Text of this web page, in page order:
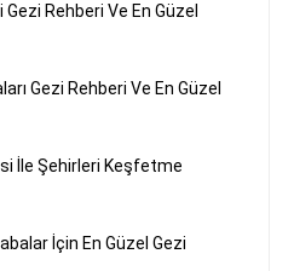
Rehberi Ve En Güzel
Gezi Rehberi Ve En Güzel
İle Şehirleri Keşfetme
İçin En Güzel Gezi